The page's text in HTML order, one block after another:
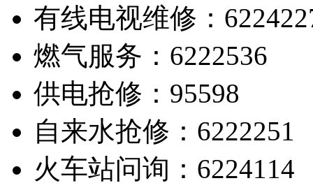
有线电视维修：
燃气服务：6222536
供电抢修：95598
自来水抢修：6222251
火车站问询：6224114